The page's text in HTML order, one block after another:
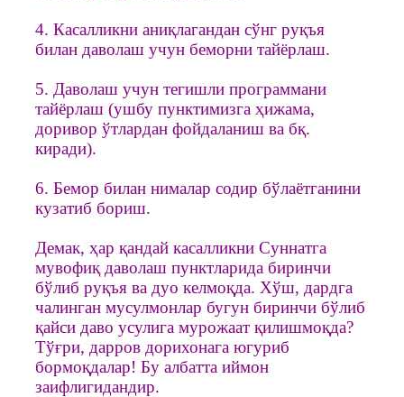
4. Касалликни аниқлагандан сўнг руқъя
билан даволаш учун беморни тайёрлаш.
5. Даволаш учун тегишли программани
тайёрлаш (ушбу пунктимизга ҳижама,
доривор ўтлардан фойдаланиш ва бқ.
киради).
6. Бемор билан нималар содир бўлаётганини
кузатиб бориш.
Демак, ҳар қандай касалликни Суннатга
мувофиқ даволаш пунктларида биринчи
бўлиб руқъя ва дуо келмоқда. Хўш, дардга
чалинган мусулмонлар бугун биринчи бўлиб
қайси даво усулига мурожаат қилишмоқда?
Тўғри, дарров дорихонага югуриб
бормоқдалар! Бу албатта иймон
заифлигидандир.